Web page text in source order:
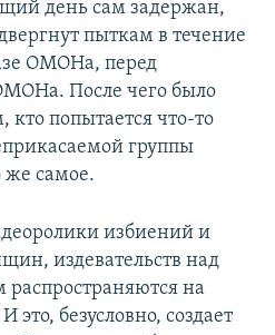
день сам задержан,
пыткам в течение
ОМОНа, перед
После чего было
кто попытается что-то
группы
же самое.
избиений и
издевательств над
на
безусловно, создает